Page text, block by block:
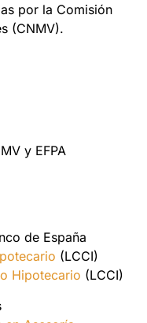
por la Comisión
(CNMV).
y EFPA
de España
(LCCI)
Hipotecario (LCCI)